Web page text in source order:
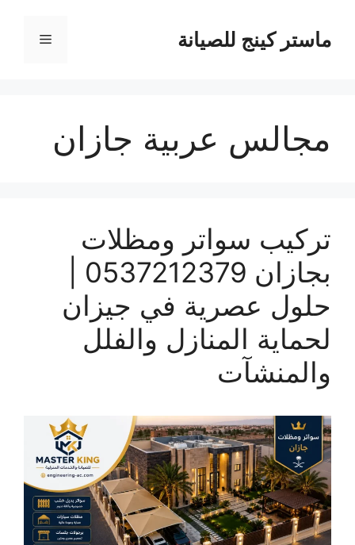
المحتوىماستر كينج للصيانة القائمة
مجالس عربية جازان
تركيب سواتر ومظلات
حلول عصرية في جيزان
لحماية المنازل والفلل
والمنشآت